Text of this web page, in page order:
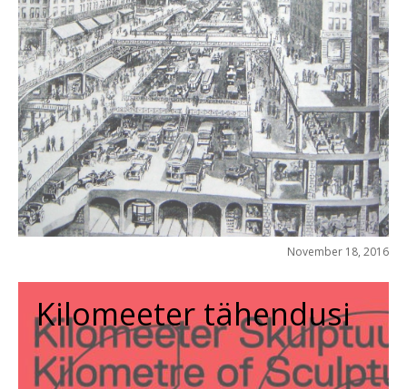
November 18, 2016
Kilomeeter tähendusi